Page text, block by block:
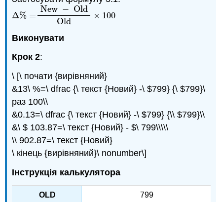
Δ% =
New − Old
Old
× 100
Δ%=New−OldOld× 100
Виконувати
Крок 2:
\ [\ почати {вирівняний}
&13\ %=\ dfrac {\ текст {Новий} -\ $799} {\ $799}\
раз 100\\
&0.13=\ dfrac {\ текст {Новий} -\ $799} {\\ $799}\\
&\ $ 103.87=\ текст {Новий} - $\ 799\\\\\
\\ 902.87=\ текст {Новий}
\ кінець {вирівняний}\ nonumber\]
Інструкція калькулятора
799